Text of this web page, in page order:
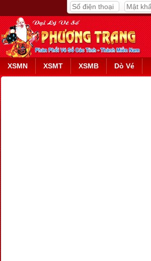
XSMN XSMT XSMB Dò Vé